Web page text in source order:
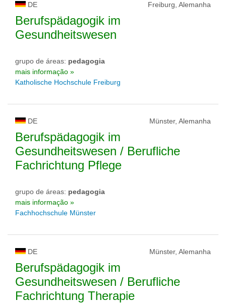
DE Freiburg, Alemanha
Berufspädagogik im
Gesundheitswesen
grupo de áreas: pedagogia
mais informação »
Katholische Hochschule Freiburg
DE Münster, Alemanha
Berufspädagogik im
Gesundheitswesen / Berufliche
Fachrichtung Pflege
grupo de áreas: pedagogia
mais informação »
Fachhochschule Münster
DE Münster, Alemanha
Berufspädagogik im
Gesundheitswesen / Berufliche
Fachrichtung Therapie